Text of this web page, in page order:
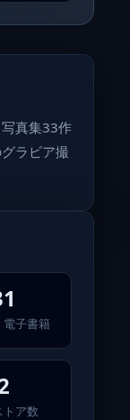
真集33作
ラビア撮
子書籍
ア数